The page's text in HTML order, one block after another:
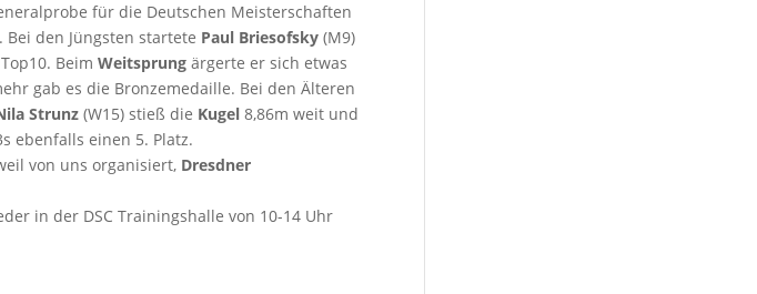
für die Deutschen Meisterschaften
den Jüngsten startete Paul Briesofsky(M9)
Beim Weitsprungärgerte er sich etwas
gab es die Bronzemedaille. Bei den Älteren
Strunz(W15) stieß die Kugel8,86m weit und
ebenfalls einen 5. Platz.
von uns organisiert, Dresdner
in der DSC Trainingshalle von 10-14 Uhr